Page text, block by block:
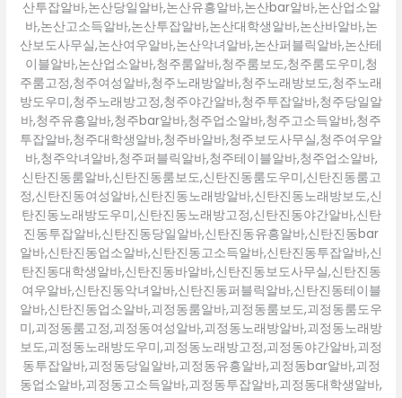
산투잡알바,논산당일알바,논산유흥알바,논산bar알바,논산업소알
바,논산고소득알바,논산투잡알바,논산대학생알바,논산바알바,논
산보도사무실,논산여우알바,논산악녀알바,논산퍼블릭알바,논산테
이블알바,논산업소알바,청주룸알바,청주룸보도,청주룸도우미,청
주룸고정,청주여성알바,청주노래방알바,청주노래방보도,청주노래
방도우미,청주노래방고정,청주야간알바,청주투잡알바,청주당일알
바,청주유흥알바,청주bar알바,청주업소알바,청주고소득알바,청주
투잡알바,청주대학생알바,청주바알바,청주보도사무실,청주여우알
바,청주악녀알바,청주퍼블릭알바,청주테이블알바,청주업소알바,
신탄진동룸알바,신탄진동룸보도,신탄진동룸도우미,신탄진동룸고
정,신탄진동여성알바,신탄진동노래방알바,신탄진동노래방보도,신
탄진동노래방도우미,신탄진동노래방고정,신탄진동야간알바,신탄
진동투잡알바,신탄진동당일알바,신탄진동유흥알바,신탄진동bar
알바,신탄진동업소알바,신탄진동고소득알바,신탄진동투잡알바,신
탄진동대학생알바,신탄진동바알바,신탄진동보도사무실,신탄진동
여우알바,신탄진동악녀알바,신탄진동퍼블릭알바,신탄진동테이블
알바,신탄진동업소알바,괴정동룸알바,괴정동룸보도,괴정동룸도우
미,괴정동룸고정,괴정동여성알바,괴정동노래방알바,괴정동노래방
보도,괴정동노래방도우미,괴정동노래방고정,괴정동야간알바,괴정
동투잡알바,괴정동당일알바,괴정동유흥알바,괴정동bar알바,괴정
동업소알바,괴정동고소득알바,괴정동투잡알바,괴정동대학생알바,